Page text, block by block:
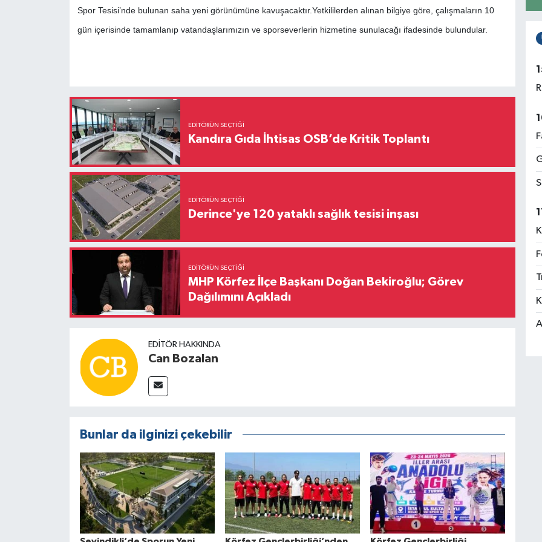
Spor Tesisi’nde bulunan saha yeni görünümüne kavuşacaktır.Yetkililerden alınan bilgiye göre, çalışmaların 10
gün içerisinde tamamlanıp vatandaşlarımızın ve sporseverlerin hizmetine sunulacağı ifadesinde bulundular.
EDITÖRÜN SEÇTIĞI
Kandıra Gıda İhtisas OSB’de Kritik Toplantı
EDITÖRÜN SEÇTIĞI
Derince'ye 120 yataklı sağlık tesisi inşası
EDITÖRÜN SEÇTIĞI
MHP Körfez İlçe Başkanı Doğan Bekiroğlu; Görev
Dağılımını Açıkladı
EDITÖR HAKKINDA
Can Bozalan
Bunlar da ilginizi çekebilir